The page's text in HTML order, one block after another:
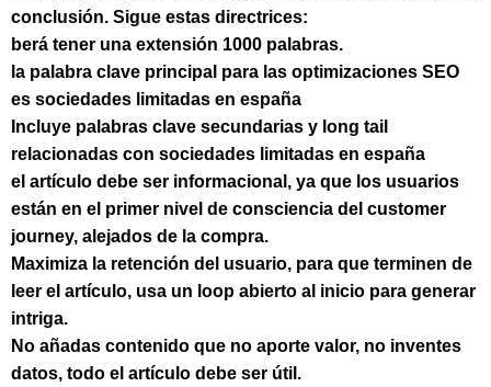
conclusión. Sigue estas directrices:
berá tener una extensión 1000 palabras.
la palabra clave principal para las optimizaciones SEO
es sociedades limitadas en españa
Incluye palabras clave secundarias y long tail
relacionadas con sociedades limitadas en españa
el artículo debe ser informacional, ya que los usuarios
están en el primer nivel de consciencia del customer
journey, alejados de la compra.
Maximiza la retención del usuario, para que terminen de
leer el artículo, usa un loop abierto al inicio para generar
intriga.
No añadas contenido que no aporte valor, no inventes
datos, todo el artículo debe ser útil.